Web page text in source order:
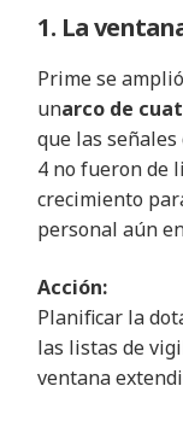
1. La
Prime se
unarco de
que las señales
4 no fueron de
crecimiento
personal aún
Acción:
Planificar la
las listas de
ventana